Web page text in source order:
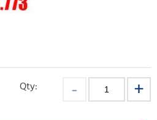
Qty: